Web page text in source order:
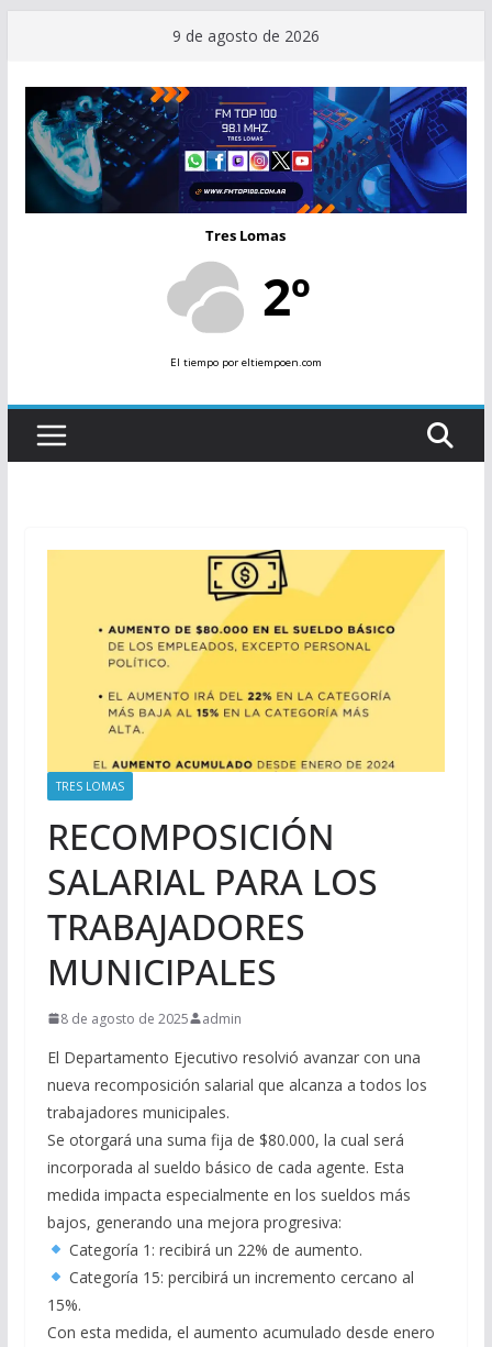
contenido
9 de agosto de 2026
Tres Lomas
2º
El tiempopor eltiempoen.com
TRES LOMAS
RECOMPOSICIÓN
SALARIAL PARA LOS
TRABAJADORES
MUNICIPALES
8 de agosto de 2025 admin
El Departamento Ejecutivo resolvió avanzar con una
nueva recomposición salarial que alcanza a todos los
trabajadores municipales.
Se otorgará una suma fija de $80.000, la cual será
incorporada al sueldo básico de cada agente. Esta
medida impacta especialmente en los sueldos más
bajos, generando una mejora progresiva:
Categoría 1: recibirá un 22% de aumento.
Categoría 15: percibirá un incremento cercano al
15%.
Con esta medida, el aumento acumulado desde enero